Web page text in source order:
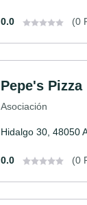
0.0 (0
Pepe's Pizza
Asociación
Hidalgo 30, 48050
0.0 (0